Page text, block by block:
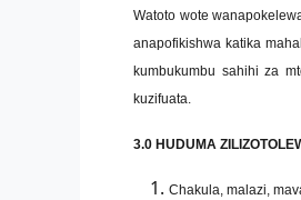
Watoto wote
anapofikishwa katika
kumbukumbu sahihi za
kuzifuata.
3.0 HUDUMA
Chakula, malazi,